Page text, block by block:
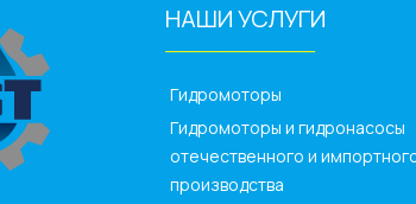
НАШИ УСЛУГИ
Гидромоторы
Гидромоторы и гидронасосы
отечественного и
производства